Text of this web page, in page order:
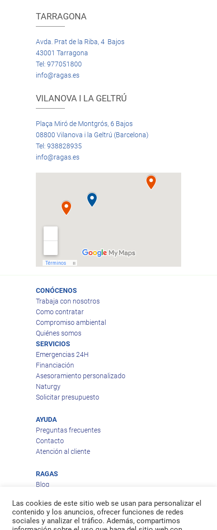
TARRAGONA
Avda. Prat de la Riba, 4 Bajos
43001 Tarragona
Tel: 977051800
info@ragas.es
VILANOVA I LA GELTRÚ
Plaça Miró de Montgrós, 6 Bajos
08800 Vilanova i la Geltrú (Barcelona)
Tel: 938828935
info@ragas.es
CONÓCENOS
Trabaja con nosotros
Como contratar
Compromiso ambiental
Quiénes somos
SERVICIOS
Emergencias 24H
Financiación
Asesoramiento personalizado
Naturgy
Solicitar presupuesto
AYUDA
Preguntas frecuentes
Contacto
Atención al cliente
RAGAS
Blog
Política de privacidad
Política de cookies
Política de envío
Las cookies de este sitio web se usan para personalizar el
contenido y los anuncios, ofrecer funciones de redes
sociales y analizar el tráfico. Además, compartimos